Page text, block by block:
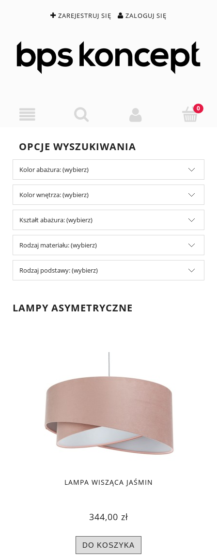
ZAREJESTRUJ SIĘ ZALOGUJ SIĘ
OPCJE WYSZUKIWANIA
Kolor abażura: (wybierz)
Kolor wnętrza: (wybierz)
Kształt abażura: (wybierz)
Rodzaj materiału: (wybierz)
Rodzaj podstawy: (wybierz)
LAMPY ASYMETRYCZNE
LAMPA WISZĄCA JAŚMIN
344,00 zł
DO KOSZYKA